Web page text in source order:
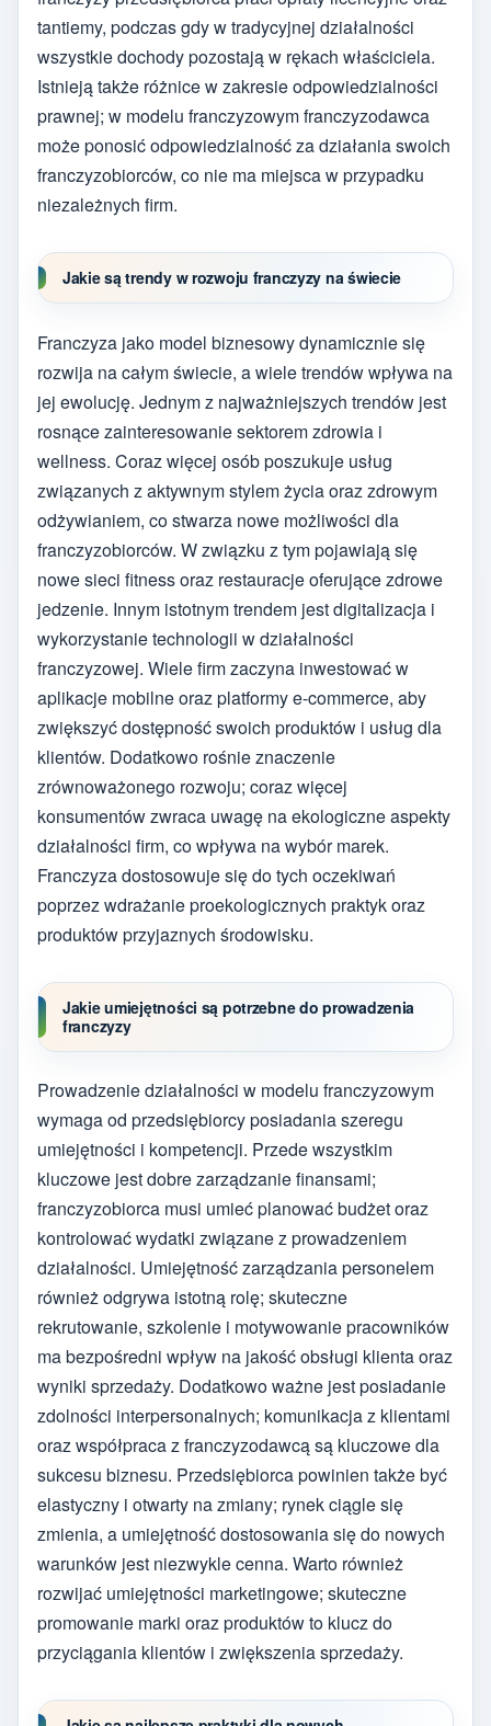
tantiemy, podczas gdy w tradycyjnej działalności
wszystkie dochody pozostają w rękach właściciela.
Istnieją także różnice w zakresie odpowiedzialności
prawnej; w modelu franczyzowym franczyzodawca
może ponosić odpowiedzialność za działania swoich
franczyzobiorców, co nie ma miejsca w przypadku
niezależnych firm.
Jakie są trendy w rozwoju franczyzy na świecie
Franczyza jako model biznesowy dynamicznie się
rozwija na całym świecie, a wiele trendów wpływa na
jej ewolucję. Jednym z najważniejszych trendów jest
rosnące zainteresowanie sektorem zdrowia i
wellness. Coraz więcej osób poszukuje usług
związanych z aktywnym stylem życia oraz zdrowym
odżywianiem, co stwarza nowe możliwości dla
franczyzobiorców. W związku z tym pojawiają się
nowe sieci fitness oraz restauracje oferujące zdrowe
jedzenie. Innym istotnym trendem jest digitalizacja i
wykorzystanie technologii w działalności
franczyzowej. Wiele firm zaczyna inwestować w
aplikacje mobilne oraz platformy e-commerce, aby
zwiększyć dostępność swoich produktów i usług dla
klientów. Dodatkowo rośnie znaczenie
zrównoważonego rozwoju; coraz więcej
konsumentów zwraca uwagę na ekologiczne aspekty
działalności firm, co wpływa na wybór marek.
Franczyza dostosowuje się do tych oczekiwań
poprzez wdrażanie proekologicznych praktyk oraz
produktów przyjaznych środowisku.
Jakie umiejętności są potrzebne do prowadzenia
franczyzy
Prowadzenie działalności w modelu franczyzowym
wymaga od przedsiębiorcy posiadania szeregu
umiejętności i kompetencji. Przede wszystkim
kluczowe jest dobre zarządzanie finansami;
franczyzobiorca musi umieć planować budżet oraz
kontrolować wydatki związane z prowadzeniem
działalności. Umiejętność zarządzania personelem
również odgrywa istotną rolę; skuteczne
rekrutowanie, szkolenie i motywowanie pracowników
ma bezpośredni wpływ na jakość obsługi klienta oraz
wyniki sprzedaży. Dodatkowo ważne jest posiadanie
zdolności interpersonalnych; komunikacja z klientami
oraz współpraca z franczyzodawcą są kluczowe dla
sukcesu biznesu. Przedsiębiorca powinien także być
elastyczny i otwarty na zmiany; rynek ciągle się
zmienia, a umiejętność dostosowania się do nowych
warunków jest niezwykle cenna. Warto również
rozwijać umiejętności marketingowe; skuteczne
promowanie marki oraz produktów to klucz do
przyciągania klientów i zwiększenia sprzedaży.